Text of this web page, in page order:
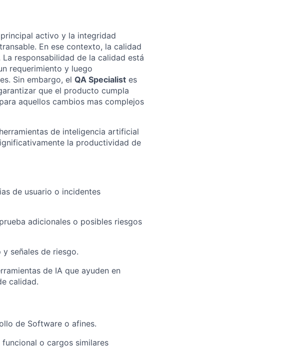
activo y la integridad
En ese contexto, la calidad
responsabilidad de la calidad está
requerimiento y luego
Sin embargo, el QA Specialist es
que el producto cumpla
aquellos cambios mas complejos
de inteligencia artificial
la productividad de
de usuario o incidentes
adicionales o posibles riesgos
señales de riesgo.
de IA que ayuden en
calidad.
de Software o afines.
o cargos similares